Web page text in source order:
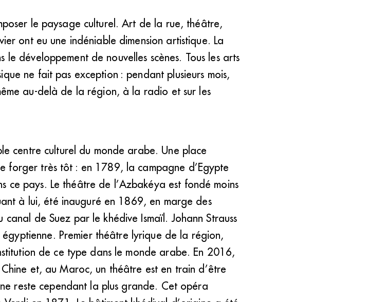
du phénomène de fusion des genres. (DR)
le ­paysage culturel. Art de la rue, théâtre,
ont eu une indéniable dimension artistique. La
développement de nouvelles scènes. Tous les arts
ne fait pas exception : pendant plusieurs mois,
au-delà de la région, à la radio et sur les
centre culturel du monde arabe. Une place
forger très tôt : en 1789, la campagne d’Egypte
pays. Le théâtre de l’Azbakéya est fondé moins
à lui, été inauguré en 1869, en marge des
de Suez par le khédive Ismaïl. Johann Strauss
Premier théâtre lyrique de la région,
de ce type dans le monde arabe. En 2016,
et, au Maroc, un théâtre est en train d’être
reste cependant la plus grande. Cet opéra